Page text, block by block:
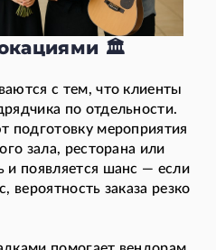
🏛️
с тем, что клиенты
по отдельности.
подготовку мероприятия
зала, ресторана или
появляется шанс — если
вероятность заказа резко